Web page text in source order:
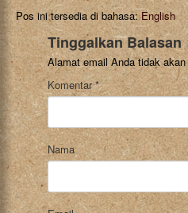
Pos ini tersedia di bahasa:English
Tinggalkan Balasan
Alamat email Anda tidak
Komentar*
Nama